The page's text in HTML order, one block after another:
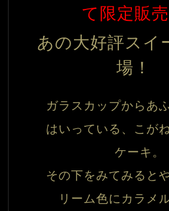
て限定販売
あの大好評スイ
場！
ガラスカップからあ
はいっている、こが
ケーキ。
その下をみてみると
リーム色にカラメ